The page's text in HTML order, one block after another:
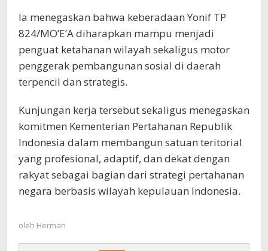
Ia menegaskan bahwa keberadaan Yonif TP
824/MO’E’A diharapkan mampu menjadi
penguat ketahanan wilayah sekaligus motor
penggerak pembangunan sosial di daerah
terpencil dan strategis.
Kunjungan kerja tersebut sekaligus menegaskan
komitmen Kementerian Pertahanan Republik
Indonesia dalam membangun satuan teritorial
yang profesional, adaptif, dan dekat dengan
rakyat sebagai bagian dari strategi pertahanan
negara berbasis wilayah kepulauan Indonesia.
oleh Herman